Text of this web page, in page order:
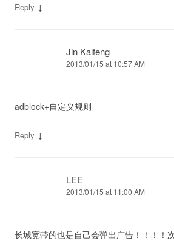
Reply ↓
Jin Kaifeng
2013/01/15 at 10:57 AM
adblock+自定义规则
Reply ↓
LEE
2013/01/15 at 11:00 AM
长城宽带的也是自己会弹出广告！！！！